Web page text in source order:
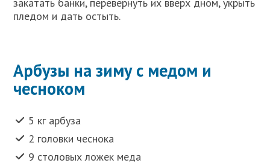
закатать банки, перевернуть их вверх дном, укрыть
пледом и дать остыть.
Арбузы на зиму с медом и
чесноком
5 кг арбуза
2 головки чеснока
9 столовых ложек меда